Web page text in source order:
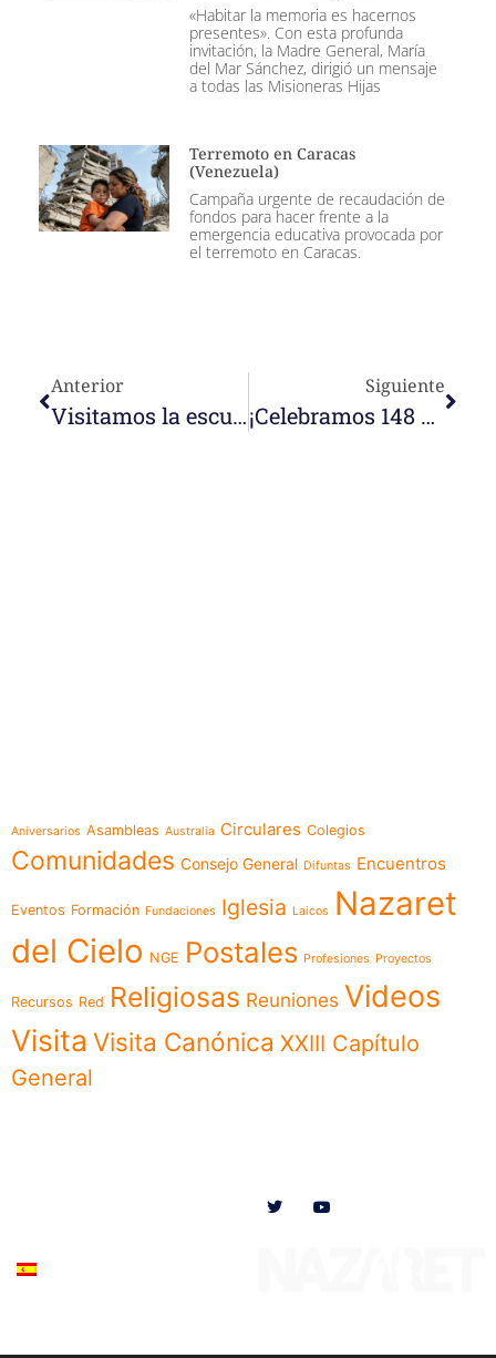
«Habitar la memoria es hacernos
presentes». Con esta profunda
invitación, la Madre General, María
del Mar Sánchez, dirigió un mensaje
a todas las Misioneras Hijas
Terremoto en Caracas
(Venezuela)
Campaña urgente de recaudación de
fondos para hacer frente a la
emergencia educativa provocada por
el terremoto en Caracas.
Anterior
Visitamos la escuela de la misión compartida en Timor-Leste
Siguiente
¡Celebramos 148 años desde la fundación de la Congregación!
Aniversarios Asambleas Australia Circulares Colegios
Comunidades Consejo General Difuntas Encuentros
Eventos Formación Fundaciones Iglesia Laicos
Nazaret
del Cielo NGE Postales Profesiones Proyectos
Recursos Red Religiosas Reuniones Videos
Visita Visita Canónica XXIII Capítulo
General